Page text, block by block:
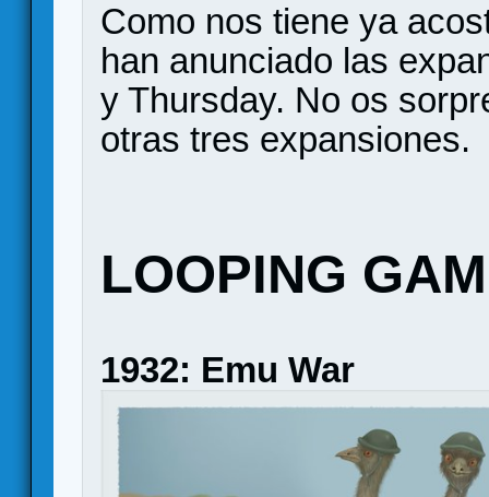
Como nos tiene ya
han anunciado las
y Thursday. No os
otras tres expansiones.
LOOPING
1932: Emu War